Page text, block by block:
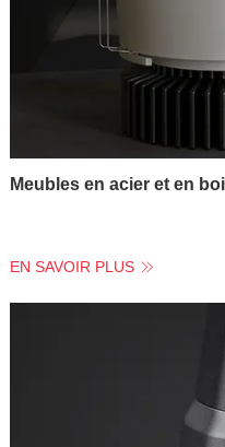
Meubles en acier et en
EN SAVOIR PLUS